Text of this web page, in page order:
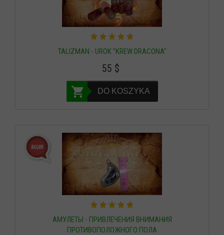
TALIZMAN - UROK "KREW DRACONA"
55 $
DO KOSZYKA
АМУЛЕТЫ - ПРИВЛЕЧЕНИЯ ВНИМАНИЯ
ПРОТИВОПОЛОЖНОГО ПОЛА